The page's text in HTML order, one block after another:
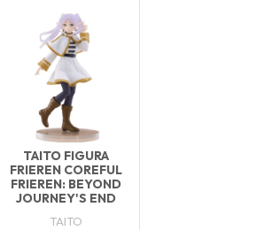
TAITO FIGURA
FRIEREN COREFUL
FRIEREN: BEYOND
JOURNEY'S END
TAITO